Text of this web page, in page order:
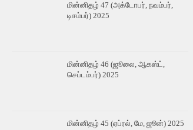
மின்னிதழ் 47 (அக்டோபர், நவம்பர்,
டிசம்பர்) 2025
மின்னிதழ் 46 (ஜூலை, ஆகஸ்ட்,
செப்டம்பர்) 2025
மின்னிதழ் 45 (ஏப்ரல், மே, ஜூன்) 2025